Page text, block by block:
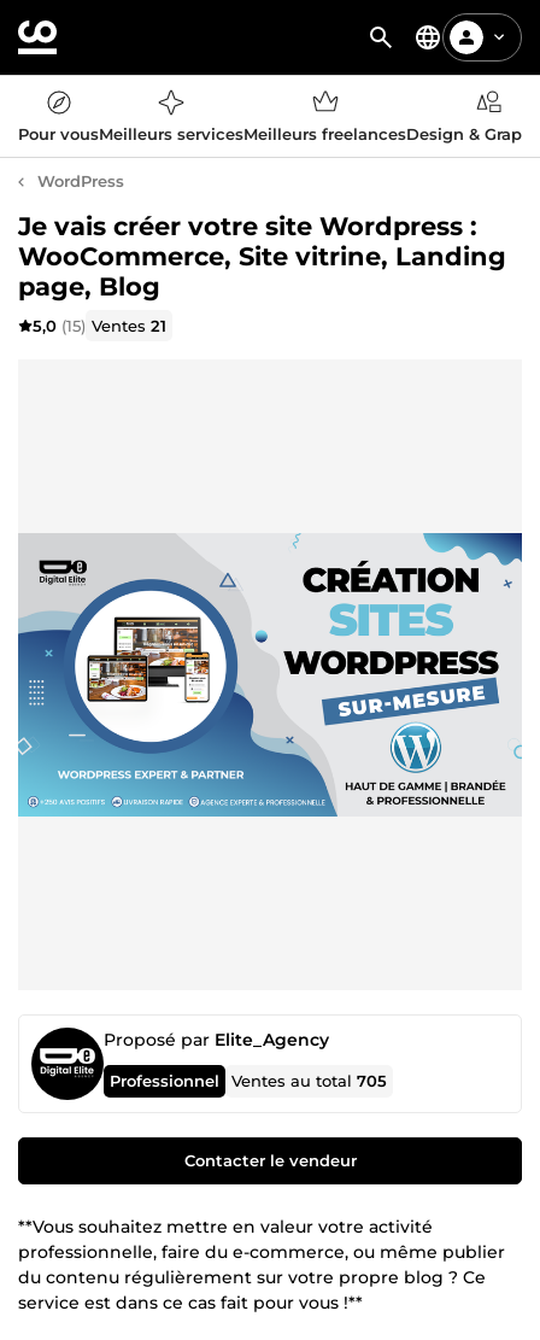
Pour vousMeilleurs servicesMeilleurs freelancesDesign &
WordPress
Je vais créer votre site Wordpress :
WooCommerce, Site vitrine, Landing
page, Blog
5,0 (15) Ventes21
Proposé par Elite_Agency
Professionnel Ventes au total705
Contacter le vendeur
**Vous souhaitez mettre en valeur votre activité
professionnelle, faire du e-commerce, ou même publier
du contenu régulièrement sur votre propre blog ? Ce
service est dans ce cas fait pour vous !**